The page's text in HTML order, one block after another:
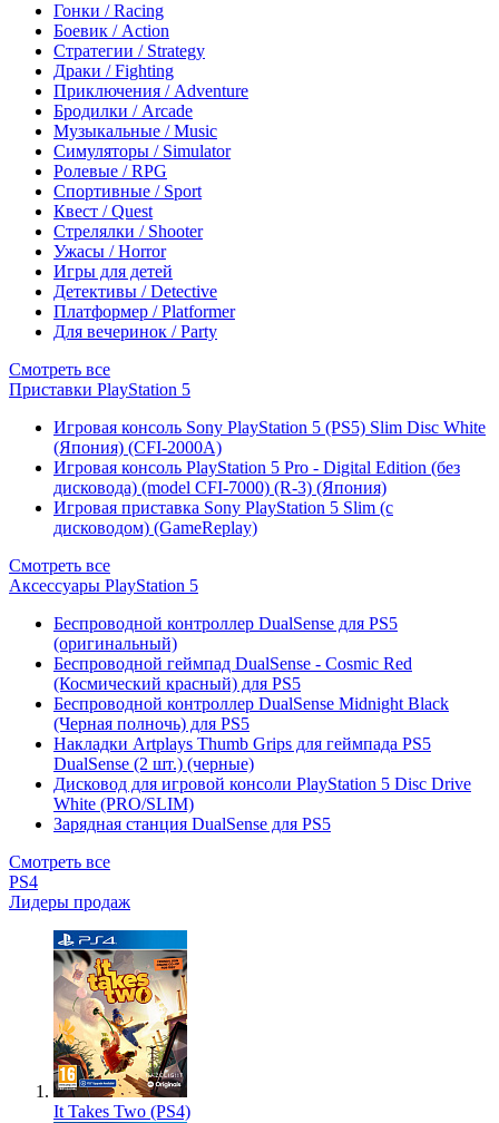
Гонки / Racing
Боевик / Action
Стратегии / Strategy
Драки / Fighting
Приключения / Adventure
Бродилки / Arcade
Музыкальные / Music
Симуляторы / Simulator
Ролевые / RPG
Спортивные / Sport
Квест / Quest
Стрелялки / Shooter
Ужасы / Horror
Игры для детей
Детективы / Detective
Платформер / Platformer
Для вечеринок / Party
Смотреть все
Приставки PlayStation 5
Игровая консоль Sony PlayStation 5 (PS5) Slim Disc White
(Япония) (CFI-2000A)
Игровая консоль PlayStation 5 Pro - Digital Edition (без
дисковода) (model CFI-7000) (R-3) (Япония)
Игровая приставка Sony PlayStation 5 Slim (с
дисководом) (GameReplay)
Смотреть все
Аксессуары PlayStation 5
Беспроводной контроллер DualSense для PS5
(оригинальный)
Беспроводной геймпад DualSense - Cosmic Red
(Космический красный) для PS5
Беспроводной контроллер DualSense Midnight Black
(Черная полночь) для PS5
Накладки Artplays Thumb Grips для геймпада PS5
DualSense (2 шт.) (черные)
Дисковод для игровой консоли PlayStation 5 Disc Drive
White (PRO/SLIM)
Зарядная станция DualSense для PS5
Смотреть все
PS4
Лидеры продаж
It Takes Two (PS4)